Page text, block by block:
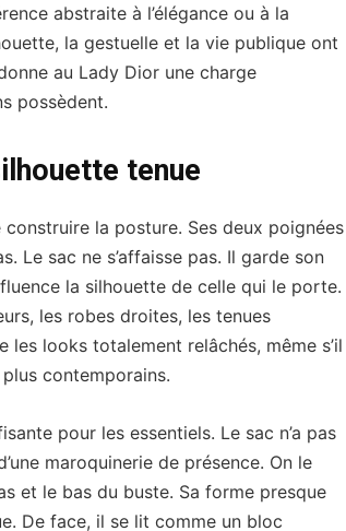
abstraite à l’élégance ou à la
la gestuelle et la vie publique ont
au Lady Dior une charge
possèdent.
tenue
la posture. Ses deux poignées
Le sac ne s’affaisse pas. Il garde son
la silhouette de celle qui le porte.
les robes droites, les tenues
les looks totalement relâchés, même s’il
contemporains.
pour les essentiels. Le sac n’a pas
maroquinerie de présence. On le
et le bas du buste. Sa forme presque
De face, il se lit comme un bloc